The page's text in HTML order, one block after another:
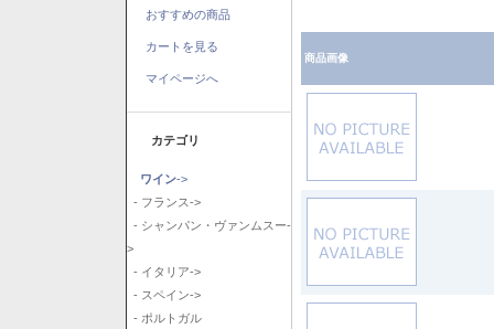
おすすめの商品
カートを見る
マイページへ
カテゴリ
ワイン->
- フランス->
- シャンパン・ヴァンムスー-
>
- イタリア->
- スペイン->
- ポルトガル
商品画像